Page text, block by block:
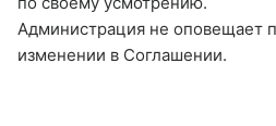
Администрация не оповещает
изменении в Соглашении.